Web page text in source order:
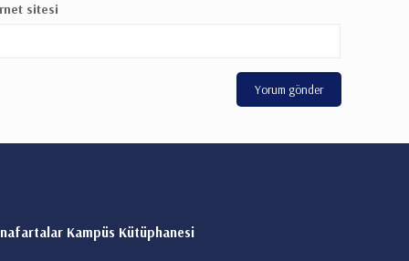
sitesi
Kampüs Kütüphanesi